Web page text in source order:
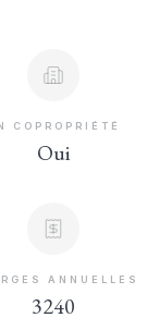
COPROPRIÉTÉ
Oui
ANNUELLES
3240